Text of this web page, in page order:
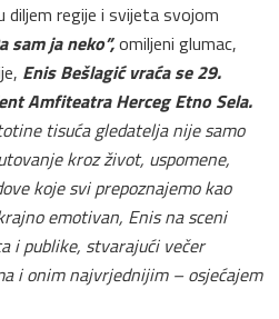
diljem regije i svijeta svojom
sam ja neko”,omiljeni glumac,
Enis Bešlagić vraća se 29.
Amfiteatra Herceg Etno Sela.
tisuća gledatelja nije samo
kroz život, uspomene,
koje svi prepoznajemo kao
emotivan, Enis na sceni
i publike, stvarajući večer
i onim najvrjednijim – osjećajem